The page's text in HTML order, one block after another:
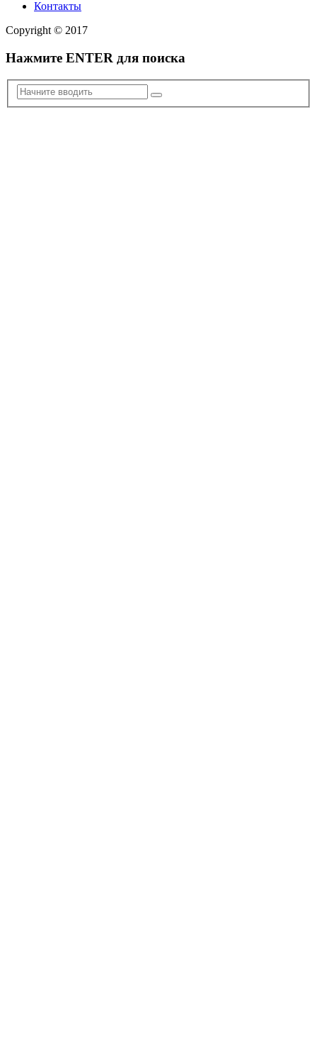
Контакты
Copyright © 2017
Нажмите ENTER для поиска